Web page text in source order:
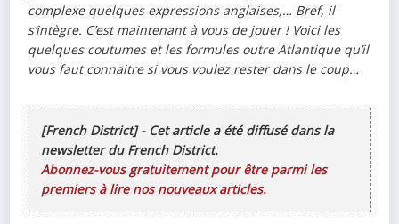
complexe quelques expressions anglaises,… Bref, il
s’intègre. C’est maintenant à vous de jouer ! Voici les
quelques coutumes et les formules outre Atlantique qu’il
vous faut connaitre si vous voulez rester dans le coup…
[French District] - Cet article a été diffusé dans la
newsletter du French District.
Abonnez-vous gratuitement pour être parmi les
premiers à lire nos nouveaux articles.